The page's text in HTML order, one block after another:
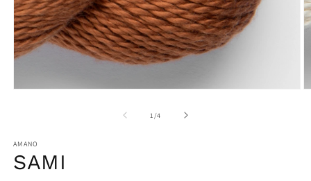
1 /von
4
AMANO
SAMI